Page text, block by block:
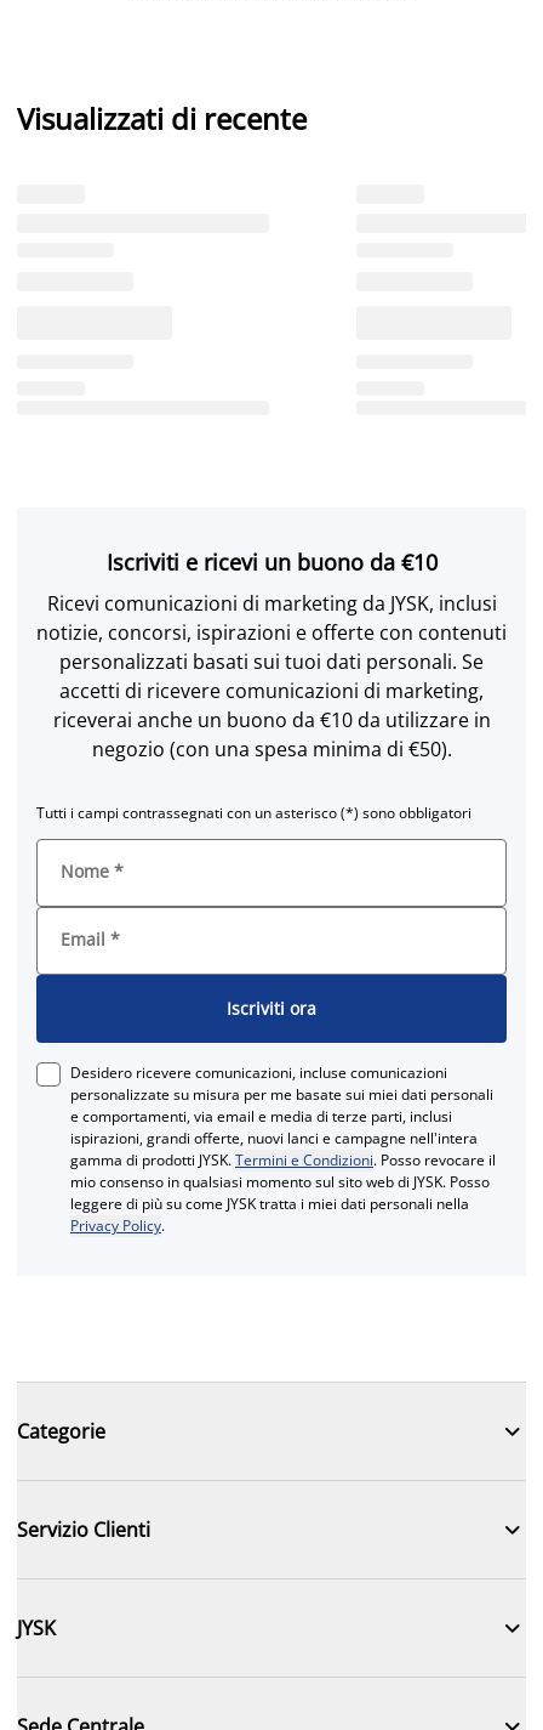
Visualizzati di recente
Iscriviti e ricevi un buono da €10
Ricevi comunicazioni di marketing da JYSK, inclusi
notizie, concorsi, ispirazioni e offerte con contenuti
personalizzati basati sui tuoi dati personali. Se
accetti di ricevere comunicazioni di marketing,
riceverai anche un buono da €10 da utilizzare in
negozio (con una spesa minima di €50).
Tutti i campi contrassegnati con un asterisco (*) sono obbligatori
Nome *
Email *
Iscriviti ora
Desidero ricevere comunicazioni, incluse comunicazioni
personalizzate su misura per me basate sui miei dati personali
e comportamenti, via email e media di terze parti, inclusi
ispirazioni, grandi offerte, nuovi lanci e campagne nell'intera
gamma di prodotti JYSK.Termini e Condizioni. Posso revocare il
mio consenso in qualsiasi momento sul sito web di JYSK. Posso
leggere di più su come JYSK tratta i miei dati personali nella
Privacy Policy.
Categorie 
Servizio Clienti 
JYSK 